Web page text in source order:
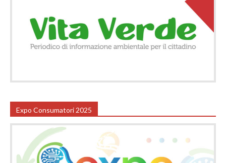
Expo Consumatori 2025